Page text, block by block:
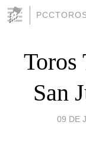
Toros
San
09 DE